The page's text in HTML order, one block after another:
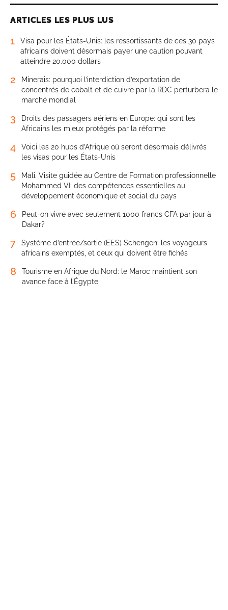
ARTICLES LES PLUS LUS
1
Visa pour les États-Unis: les ressortissants de ces 30 pays
africains doivent désormais payer une caution pouvant
atteindre 20.000 dollars
2
Minerais: pourquoi l’interdiction d’exportation de
concentrés de cobalt et de cuivre par la RDC perturbera le
marché mondial
3
Droits des passagers aériens en Europe: qui sont les
Africains les mieux protégés par la réforme
4
Voici les 20 hubs d’Afrique où seront désormais délivrés
les visas pour les États-Unis
5
Mali. Visite guidée au Centre de Formation professionnelle
Mohammed VI: des compétences essentielles au
développement économique et social du pays
6
Peut-on vivre avec seulement 1000 francs CFA par jour à
Dakar?
7
Système d’entrée/sortie (EES) Schengen: les voyageurs
africains exemptés, et ceux qui doivent être fichés
8
Tourisme en Afrique du Nord: le Maroc maintient son
avance face à l’Égypte